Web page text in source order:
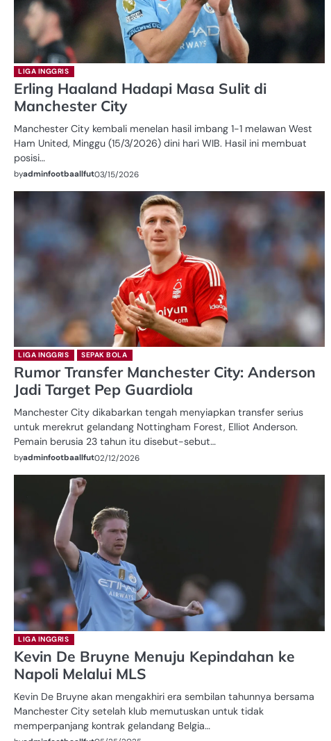
LIGA INGGRIS
Erling Haaland Hadapi Masa Sulit di
Manchester City
Manchester City kembali menelan hasil imbang 1-1 melawan West
Ham United, Minggu (15/3/2026) dini hari WIB. Hasil ini membuat
posisi…
byadminfootbaallfut03/15/2026
LIGA INGGRIS SEPAK BOLA
Rumor Transfer Manchester City: Anderson
Jadi Target Pep Guardiola
Manchester City dikabarkan tengah menyiapkan transfer serius
untuk merekrut gelandang Nottingham Forest, Elliot Anderson.
Pemain berusia 23 tahun itu disebut-sebut…
byadminfootbaallfut02/12/2026
LIGA INGGRIS
Kevin De Bruyne Menuju Kepindahan ke
Napoli Melalui MLS
Kevin De Bruyne akan mengakhiri era sembilan tahunnya bersama
Manchester City setelah klub memutuskan untuk tidak
memperpanjang kontrak gelandang Belgia…